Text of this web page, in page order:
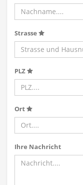
Strasse
PLZ
Ort
Ihre Nachricht